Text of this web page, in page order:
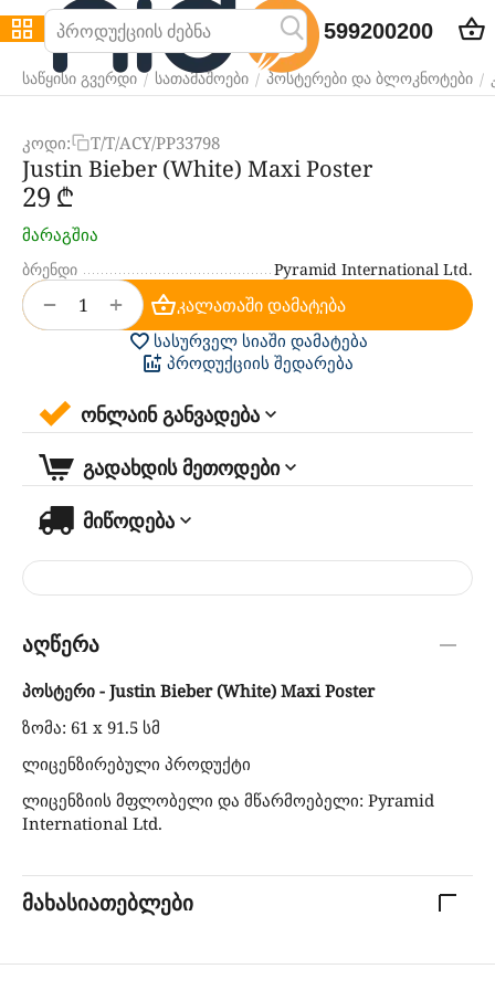
599200200
საწყისი გვერდი / სათამაშოები / პოსტერები და ბლოკნოტები /
კოდი: T/T/ACY/PP33798
Justin Bieber (White) Maxi Poster
‍29‍ ₾
მარაგშია
ბრენდი Pyramid International Ltd.
+
− კალათაში დამატება
სასურველ სიაში დამატება
პროდუქციის შედარება
ონლაინ განვადება
გადახდის მეთოდები
მიწოდება
აღწერა
პოსტერი - Justin Bieber (White) Maxi Poster
ზომა: 61 x 91.5 სმ
ლიცენზირებული პროდუქტი
ლიცენზიის მფლობელი და მწარმოებელი: Pyramid
International Ltd.
მახასიათებლები